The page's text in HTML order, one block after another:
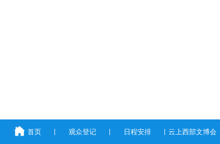
首页 观众登记 日程安排 云上西部文博会